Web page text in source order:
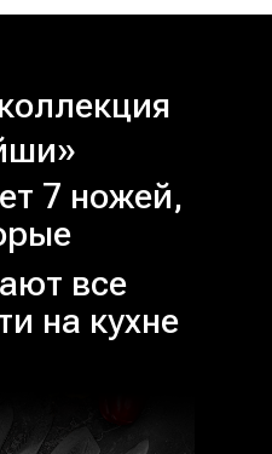
7 ножей,
все
на кухне